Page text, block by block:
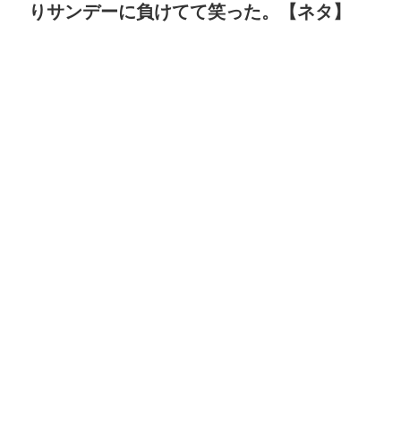
りサンデーに負けてて笑った。【ネタ】